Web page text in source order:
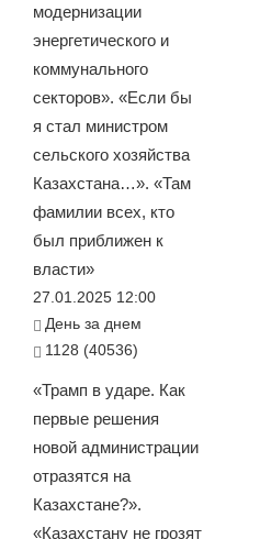
модернизации
энергетического и
коммунального
секторов». «Если бы
я стал министром
сельского хозяйства
Казахстана…». «Там
фамилии всех, кто
был приближен к
власти»
27.01.2025 12:00
День за днем
1128 (40536)
«Трамп в ударе. Как
первые решения
новой администрации
отразятся на
Казахстане?».
«Казахстану не грозят